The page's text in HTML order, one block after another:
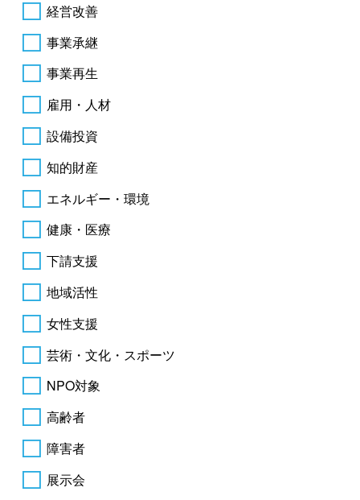
経営改善
事業承継
事業再生
雇用・人材
設備投資
知的財産
エネルギー・環境
健康・医療
下請支援
地域活性
女性支援
芸術・文化・スポーツ
NPO対象
高齢者
障害者
展示会